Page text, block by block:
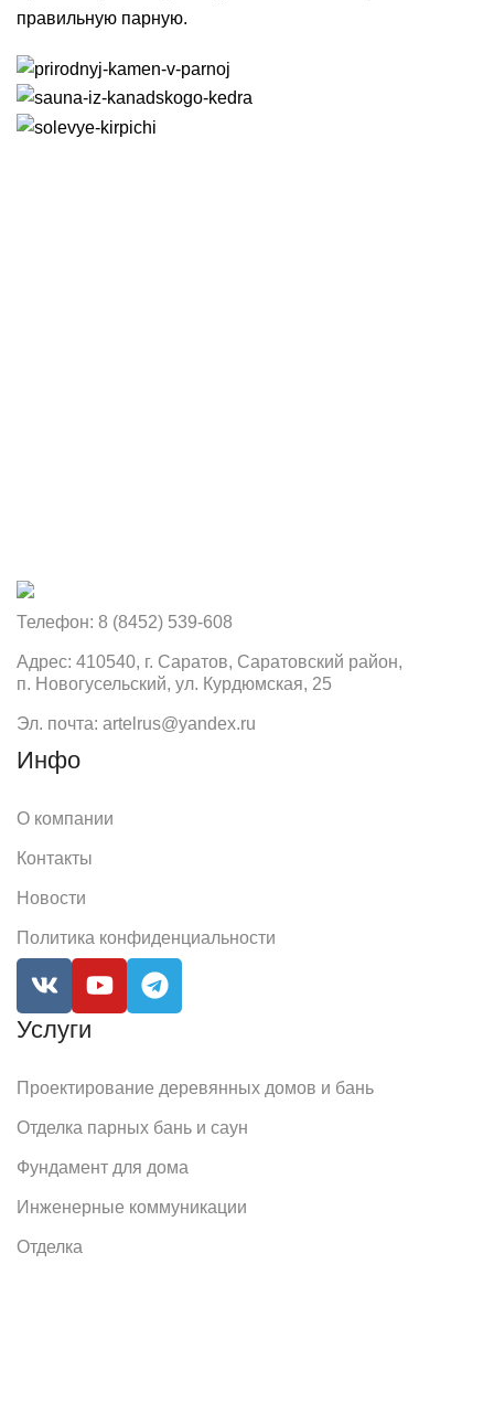
правильную парную.
Телефон: 8 (8452) 539-608
Адрес: 410540, г. Саратов, Саратовский район,
п. Новогусельский, ул. Курдюмская, 25
Эл. почта: artelrus@yandex.ru
Инфо
О компании
Контакты
Новости
Политика конфиденциальности
Услуги
Проектирование деревянных домов и бань
Отделка парных бань и саун
Фундамент для дома
Инженерные коммуникации
Отделка